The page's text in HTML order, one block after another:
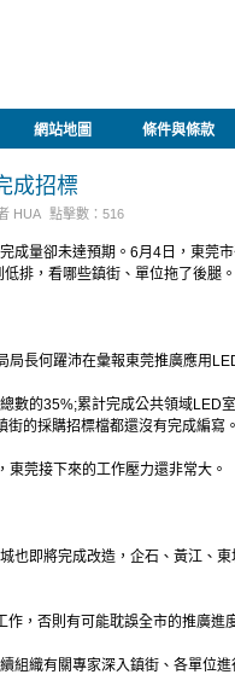
網站地圖 條件與條款
成招標
HUA 點擊數： 516
成量卻未達預期。6月4日，東莞
排，看哪些鎮街、單位拖了後腿
長何躍沛在彙報東莞推廣應用
數的35%;累計完成公共領域LED
的採購招標檔都還沒有完成編寫。
東莞接下來的工作壓力還非常大。
也即將完成改造，企石、黃江、
，否則有可能耽誤全市的推廣進
組織有關專家深入鎮街、各單位